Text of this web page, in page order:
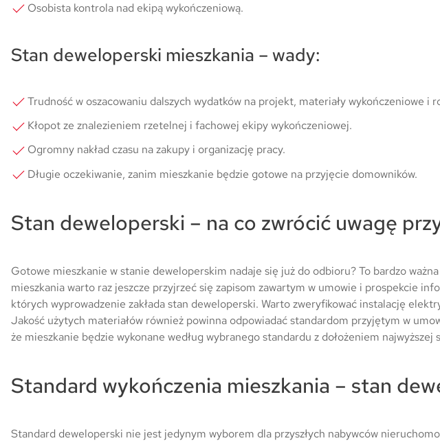
Osobista kontrola nad ekipą wykończeniową.
Stan deweloperski mieszkania – wady:
Trudność w oszacowaniu dalszych wydatków na projekt, materiały wykończeniowe i
Kłopot ze znalezieniem rzetelnej i fachowej ekipy wykończeniowej.
Ogromny nakład czasu na zakupy i organizację pracy.
Długie oczekiwanie, zanim mieszkanie będzie gotowe na przyjęcie domowników.
Stan deweloperski – na co zwrócić uwagę
Gotowe mieszkanie w stanie deweloperskim nadaje się już do odbioru? To bardzo
mieszkania warto raz jeszcze przyjrzeć się zapisom zawartym w umowie i prospekcie
których wyprowadzenie zakłada stan deweloperski. Warto zweryfikować instalację
Jakość użytych materiałów również powinna odpowiadać standardom przyjętym w
że mieszkanie będzie wykonane według wybranego standardu z dołożeniem najwyższej
Standard wykończenia mieszkania – stan
Standard deweloperski nie jest jedynym wyborem dla przyszłych nabywców